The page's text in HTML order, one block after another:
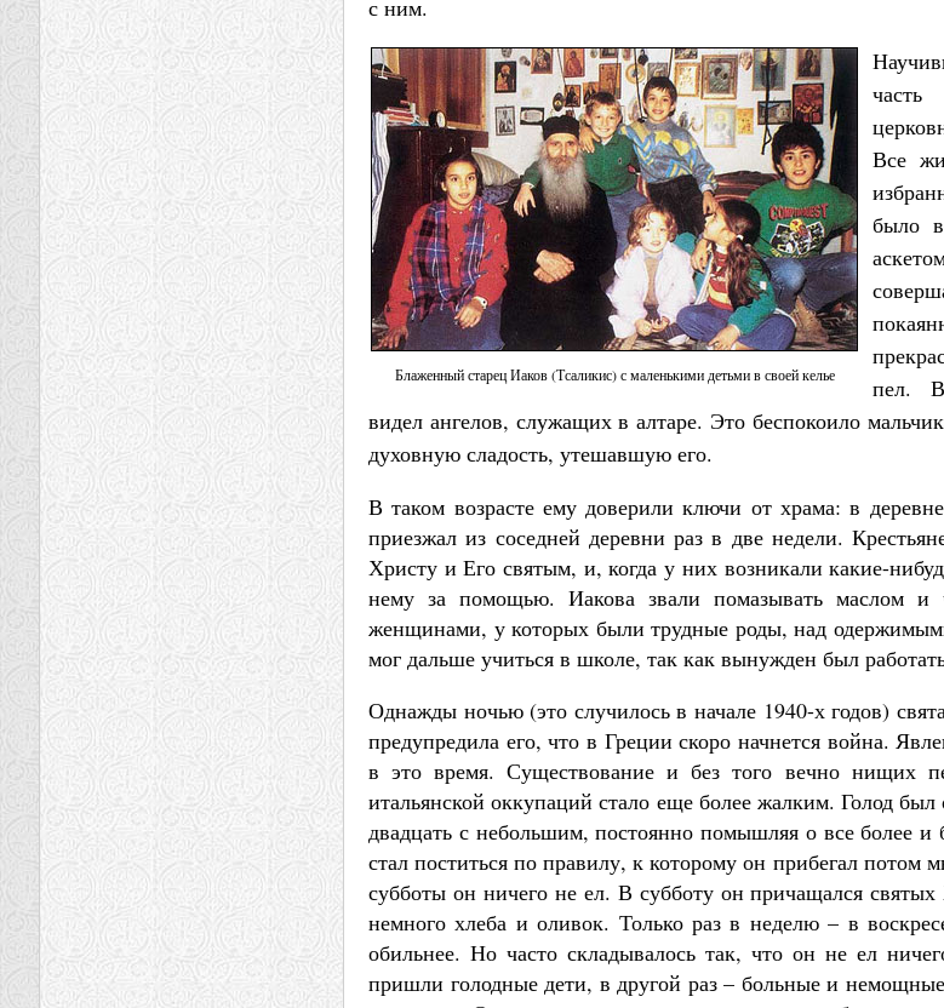
с ним.
Блаженный старец Иаков (Тсаликис) с маленькими детьми в своей келье
часть
Все
было
пел.
видел ангелов, служащих в алтаре. Это беспокоило
духовную сладость, утешавшую его.
В таком возрасте ему доверили ключи от храма: в
приезжал из соседней деревни раз в две недели.
Христу и Его святым, и, когда у них возникали какие-
нему за помощью. Иакова звали помазывать маслом и
женщинами, у которых были трудные роды, над
мог дальше учиться в школе, так как вынужден был
Однажды ночью (это случилось в начале 1940-х годов)
предупредила его, что в Греции скоро начнется война.
в это время. Существование и без того вечно нищих
итальянской оккупаций стало еще более жалким. Голод
двадцать с небольшим, постоянно помышляя о все более и
стал поститься по правилу, к которому он прибегал потом
субботы он ничего не ел. В субботу он причащался
немного хлеба и оливок. Только раз в неделю – в
обильнее. Но часто складывалось так, что он не ел
пришли голодные дети, в другой раз – больные и